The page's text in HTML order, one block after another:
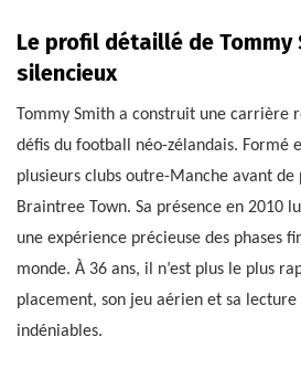
Le profil détaillé de Tommy
silencieux
Tommy Smith a construit une carrière
défis du football néo-zélandais. Formé
plusieurs clubs outre-Manche avant de
Braintree Town. Sa présence en 2010
une expérience précieuse des phases
monde. À 36 ans, il n’est plus le plus
placement, son jeu aérien et sa
indéniables.